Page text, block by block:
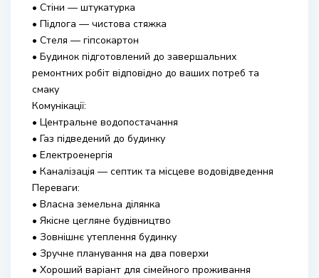
• Стіни — штукатурка
• Підлога — чистова стяжка
• Стеля — гіпсокартон
• Будинок підготовлений до завершальних
ремонтних робіт відповідно до ваших потреб та
смаку
Комунікації:
• Центральне водопостачання
• Газ підведений до будинку
• Електроенергія
• Каналізація — септик та місцеве водовідведення
Переваги:
• Власна земельна ділянка
• Якісне цегляне будівництво
• Зовнішнє утеплення будинку
• Зручне планування на два поверхи
• Хороший варіант для сімейного проживання